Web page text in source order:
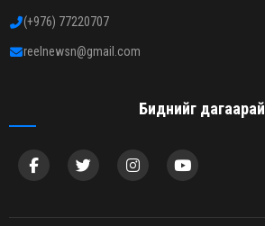
(+976) 77220707
reelnewsn@gmail.com
Биднийг дагаарай